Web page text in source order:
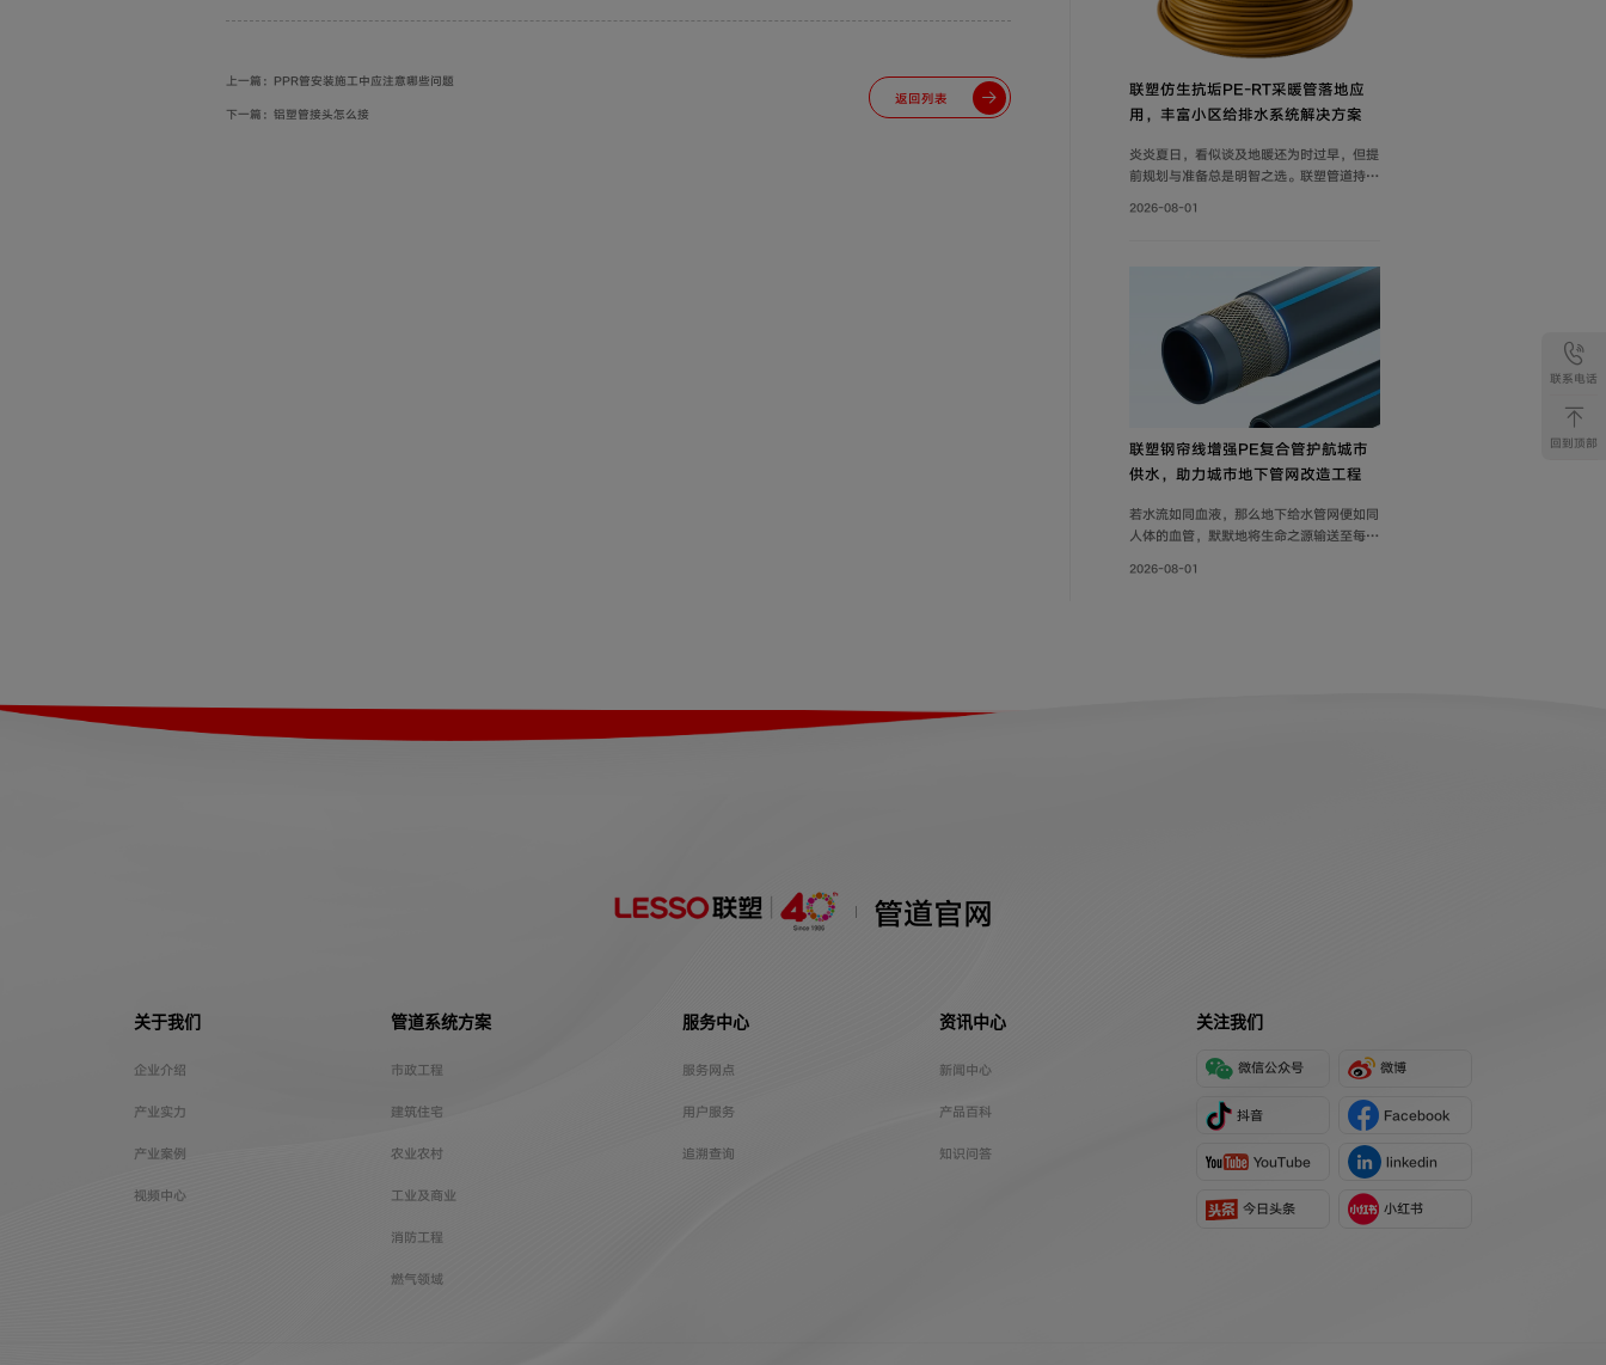
上一篇：PPR管安装施工中应注意哪些问题
下一篇：铝塑管接头怎么接
返回列表
联塑仿生抗垢PE‑RT采暖管落地应
用，丰富小区给排水系统解决方案
炎炎夏日，看似谈及地暖还为时过早，但提
前规划与准备总是明智之选。联塑管道持续
垢系列家装PE-RT采暖管，既满足家庭冬
2026-08-01
联塑钢帘线增强PE复合管护航城市
供水，助力城市地下管网改造工程
若水流如同血液，那么地下给水管网便如同
人体的血管，默默地将生命之源输送至每一
续落地，老旧管线迭代升级，联塑给水用钢
2026-08-01
管道官网
关于我们
企业介绍
产业实力
产业案例
视频中心
管道系统方案
市政工程
建筑住宅
农业农村
工业及商业
消防工程
燃气领域
服务中心
服务网点
用户服务
追溯查询
资讯中心
新闻中心
产品百科
知识问答
关注我们
微信公众号 微博
抖音 Facebook
YouTube linkedin
今日头条 小红书
联系电话
回到顶部